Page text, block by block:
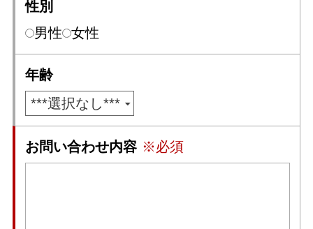
性別
男性 女性
年齢
お問い合わせ内容 ※必須